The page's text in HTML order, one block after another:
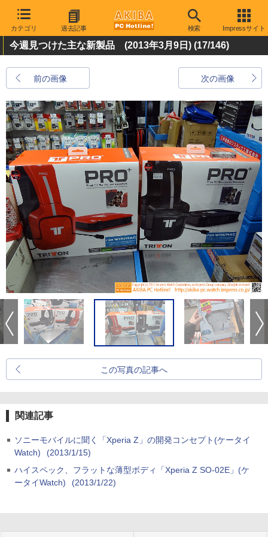
カテゴリ 過去記事 検索 Impressサイト
今週見つけた主な新製品 (2013年3月9日) (17/146)
前の画像 次の画像
この写真の記事へ
関連記事
ソニーモバイルに聞く「Xperia Z」の開発コンセプト(ケータイ
Watch)
(2013/1/15)
ハイスペック、フラットな薄型ボディ「Xperia Z SO-02E」(ケ
ータイWatch)
(2013/1/22)